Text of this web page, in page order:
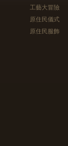
工藝大冒險
原住民儀式
原住民服飾